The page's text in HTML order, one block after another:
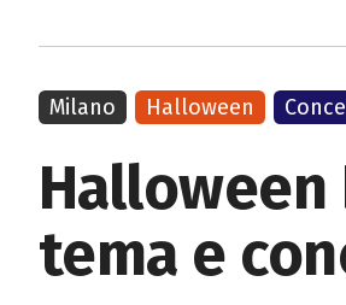
Halloween
tema e
Milano Halloween